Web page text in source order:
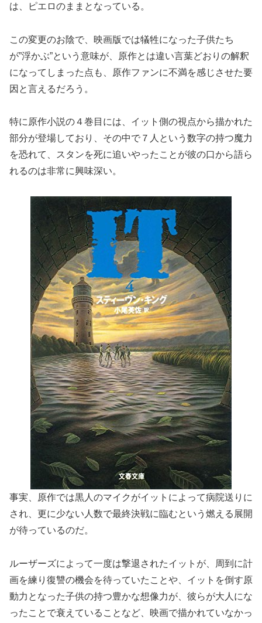
は、ピエロのままとなっている。
この変更のお陰で、映画版では犠牲になった子供たち
が”浮かぶ”という意味が、原作とは違い言葉どおりの解釈
になってしまった点も、原作ファンに不満を感じさせた要
因と言えるだろう。
特に原作小説の４巻目には、イット側の視点から描かれた
部分が登場しており、その中で７人という数字の持つ魔力
を恐れて、スタンを死に追いやったことが彼の口から語ら
れるのは非常に興味深い。
事実、原作では黒人のマイクがイットによって病院送りに
され、更に少ない人数で最終決戦に臨むという燃える展開
が待っているのだ。
ルーザーズによって一度は撃退されたイットが、周到に計
画を練り復讐の機会を待っていたことや、イットを倒す原
動力となった子供の持つ豊かな想像力が、彼らが大人にな
ったことで衰えていることなど、映画で描かれていなかっ